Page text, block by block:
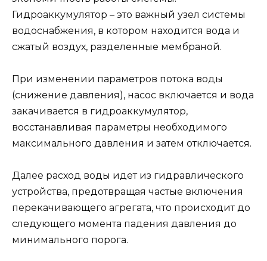
Гидроаккумулятор – это важный узел системы
водоснабжения, в котором находится вода и
сжатый воздух, разделенные мембраной.
При изменении параметров потока воды
(снижение давления), насос включается и вода
закачивается в гидроаккумулятор,
восстанавливая параметры необходимого
максимального давления и затем отключается.
Далее расход воды идет из гидравлического
устройства, предотвращая частые включения
перекачивающего агрегата, что происходит до
следующего момента падения давления до
минимального порога.